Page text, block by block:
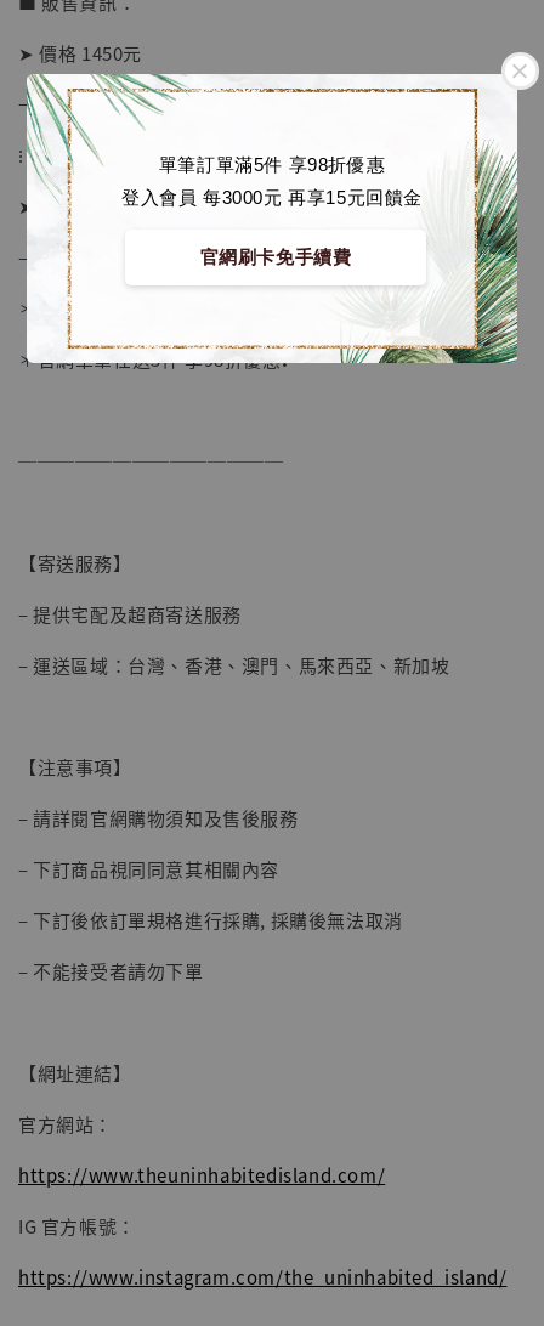
單筆訂單滿5件 享98折優惠
登入會員 每3000元 再享15元回饋金
官網刷卡免手續費
子彈飛 鵝城縣長 張麻子 [BK01]
NT$ 4,980
NT$ 5,300
加入購物車
➤ 價格 1450元
→ 售價已包含國際運費
⁝
➤ 訂購方式：
– 至官網下單 🔗
＊連結在下方或IG簡介欄
＊官網單筆任選5件 享98折優惠❗️
──────────────
【寄送服務】
– 提供宅配及超商寄送服務
– 運送區域：台灣、香港、澳門、馬來西亞、新加坡
【注意事項】
– 請詳閱官網購物須知及售後服務
– 下訂商品視同同意其相關內容
– 下訂後依訂單規格進行採購, 採購後無法取消
– 不能接受者請勿下單
【網址連結】
官方網站：
https://www.theuninhabitedisland.com/
IG 官方帳號：
https://www.instagram.com/the_uninhabited_island/